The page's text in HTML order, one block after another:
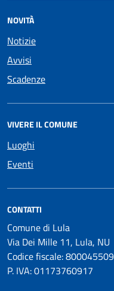
NOVITÀ
Notizie
Avvisi
Scadenze
VIVERE IL COMUNE
Luoghi
Eventi
CONTATTI
Comune di Lula
Via Dei Mille 11, Lula, NU
Codice fiscale:
P. IVA: 01173760917